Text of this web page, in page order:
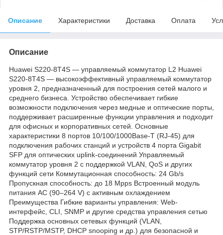
Описание Характеристики Доставка Оплата
Описание
Huawei S220-8T4S — управляемый коммутатор L2 Huawei
S220-8T4S — высокоэффективный управляемый коммутатор
уровня 2, предназначенный для построения сетей малого и
среднего бизнеса. Устройство обеспечивает гибкие
возможности подключения через медные и оптические порты,
поддерживает расширенные функции управления и подходит
для офисных и корпоративных сетей. Основные
характеристики 8 портов 10/100/1000Base-T (RJ-45) для
подключения рабочих станций и устройств 4 порта Gigabit
SFP для оптических uplink-соединений Управляемый
коммутатор уровня 2 с поддержкой VLAN, QoS и других
функций сети Коммутационная способность: 24 Gb/s
Пропускная способность: до 18 Mpps Встроенный модуль
питания AC (90–264 V) с активным охлаждением
Преимущества Гибкие варианты управления: Web-
интерфейс, CLI, SNMP и другие средства управления сетью
Поддержка основных сетевых функций (VLAN,
STP/RSTP/MSTP, DHCP snooping и др.) для безопасной и